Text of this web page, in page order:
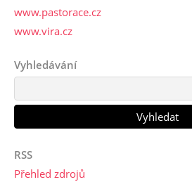
www.pastorace.cz
www.vira.cz
Vyhledávání
RSS
Přehled zdrojů